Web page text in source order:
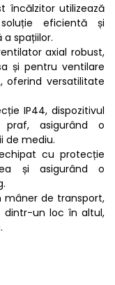
încălzitor utilizează
eficientă și
spațiilor.
axial robust,
și pentru ventilare
oferind versatilitate
IP44, dispozitivul
asigurând o
de mediu.
cu protecție
și asigurând o
mâner de transport,
dintr-un loc în altul,